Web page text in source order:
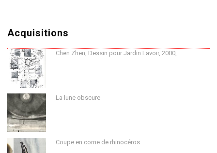
Acquisitions
Chen Zhen, Dessin pour Jardin Lavoir, 2000,
La lune obscure
Coupe en corne de rhinocéros